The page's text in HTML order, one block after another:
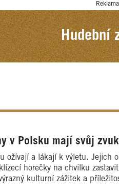
Reklama
Hudební
v Polsku mají svůj
ožívají a lákají k výletu. Jejich
horečky na chvilku
kulturní zážitek a